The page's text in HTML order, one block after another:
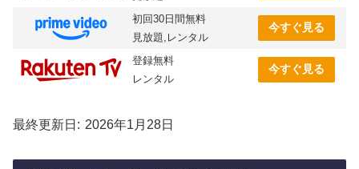
初回30日間無料
見放題,レンタル
今すぐ見る
登録無料
レンタル
今すぐ見る
最終更新日 2026年1月28日